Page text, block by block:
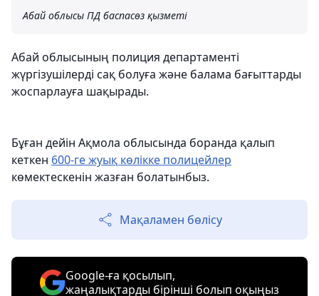
Абай облысы ПД баспасөз қызметі
Абай облысының полиция департаменті
жүргізушілерді сақ болуға және балама бағыттарды
жоспарлауға шақырады.
Бұған дейін Ақмола облысында боранда қалып
кеткен 600-ге жуық көлікке полицейлер
көмектескенін жазған болатынбыз.
Мақаламен бөлісу
Google-ға қосылып,
жаңалықтарды бірінші болып оқыңыз